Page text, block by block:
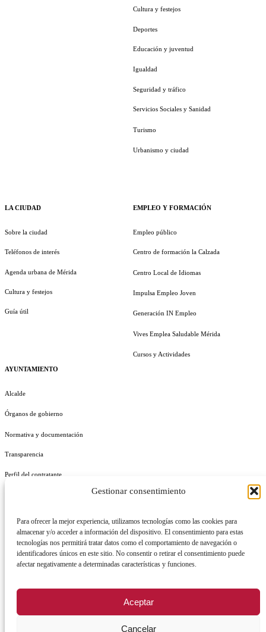
Gestionar consentimiento
Para ofrecer la mejor experiencia, utilizamos tecnologías como las cookies para
almacenar y/o acceder a información del dispositivo. El consentimiento para estas
tecnologías nos permitirá tratar datos como el comportamiento de navegación o
identificadores únicos en este sitio. No consentir o retirar el consentimiento puede
afectar negativamente a determinadas características y funciones.
Aceptar
Cancelar
LA CIUDAD
Sobre la ciudad
Teléfonos de interés
Agenda urbana de Mérida
Cultura y festejos
Guía útil
AYUNTAMIENTO
Alcalde
Órganos de gobierno
Normativa y documentación
Transparencia
Perfil del contratante
Cultura y festejos
Deportes
Educación y juventud
Igualdad
Seguridad y tráfico
Servicios Sociales y Sanidad
Turismo
Urbanismo y ciudad
EMPLEO Y FORMACIÓN
Empleo público
Centro de formación la Calzada
Centro Local de Idiomas
Impulsa Empleo Joven
Generación IN Empleo
Vives Emplea Saludable Mérida
Cursos y Actividades
REGISTRO DE ACTIVIDADES DE TRATAMIENTO